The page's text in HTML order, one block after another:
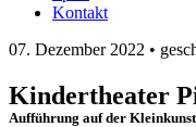
Kontakt
07. Dezember 2022 •
Kindertheater
Aufführung auf der